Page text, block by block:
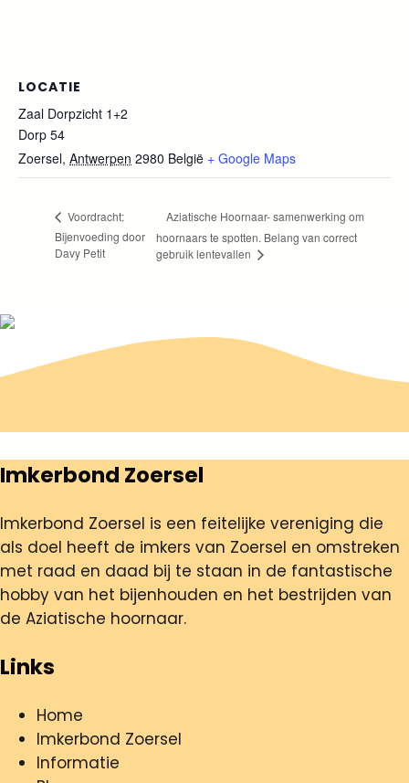
LOCATIE
Zaal Dorpzicht 1+2
Dorp 54
Zoersel, Antwerpen 2980 België + Google Maps
Voordracht:
Bijenvoeding door
Davy Petit
Aziatische Hoornaar- samenwerking om
hoornaars te spotten. Belang van correct
gebruik lentevallen
Imkerbond Zoersel
Imkerbond Zoersel is een feitelijke vereniging die
als doel heeft de imkers van Zoersel en omstreken
met raad en daad bij te staan in de fantastische
hobby van het bijenhouden en het bestrijden van
de Aziatische hoornaar.
Links
Home
Imkerbond Zoersel
Informatie